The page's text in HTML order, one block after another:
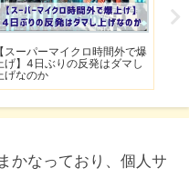
【米軍が7夜連続でイラン攻
撃】イランは全面的攻勢作戦に
移行
かなっており、個人サ